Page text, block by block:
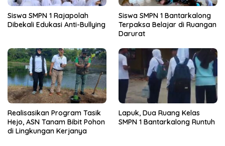
Siswa SMPN 1 Rajapolah
Dibekali Edukasi Anti-Bullying
Siswa SMPN 1 Bantarkalong
Terpaksa Belajar di Ruangan
Darurat
Realisasikan Program Tasik
Hejo, ASN Tanam Bibit Pohon
di Lingkungan Kerjanya
Lapuk, Dua Ruang Kelas
SMPN 1 Bantarkalong Runtuh